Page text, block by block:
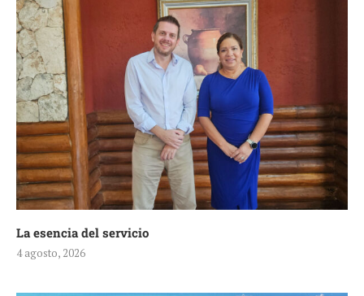
La esencia del servicio
4 agosto, 2026